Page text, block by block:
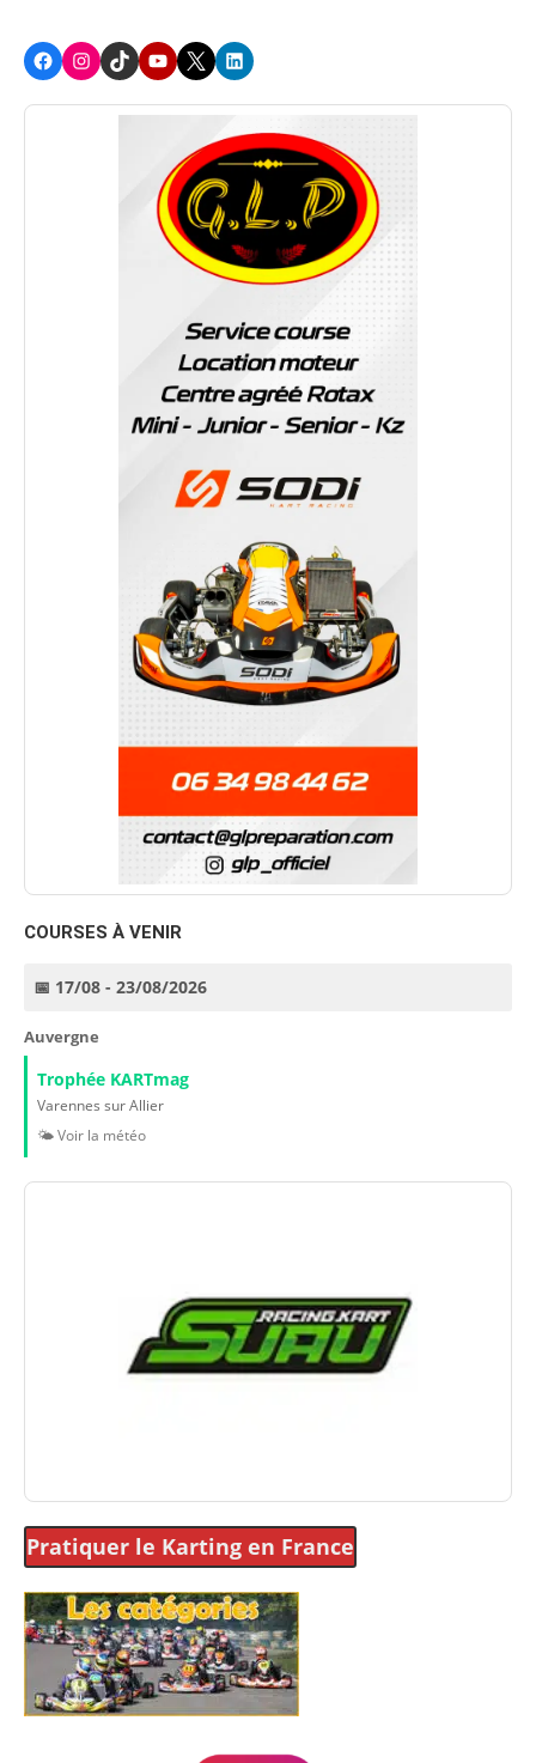
FacebookInstagram
TikTokYoutube
X LinkedIn
COURSES À VENIR
📅 17/08 - 23/08/2026
Auvergne
Trophée KARTmag
Varennes sur Allier
🌤️ Voir la météo
Pratiquer le Karting en France